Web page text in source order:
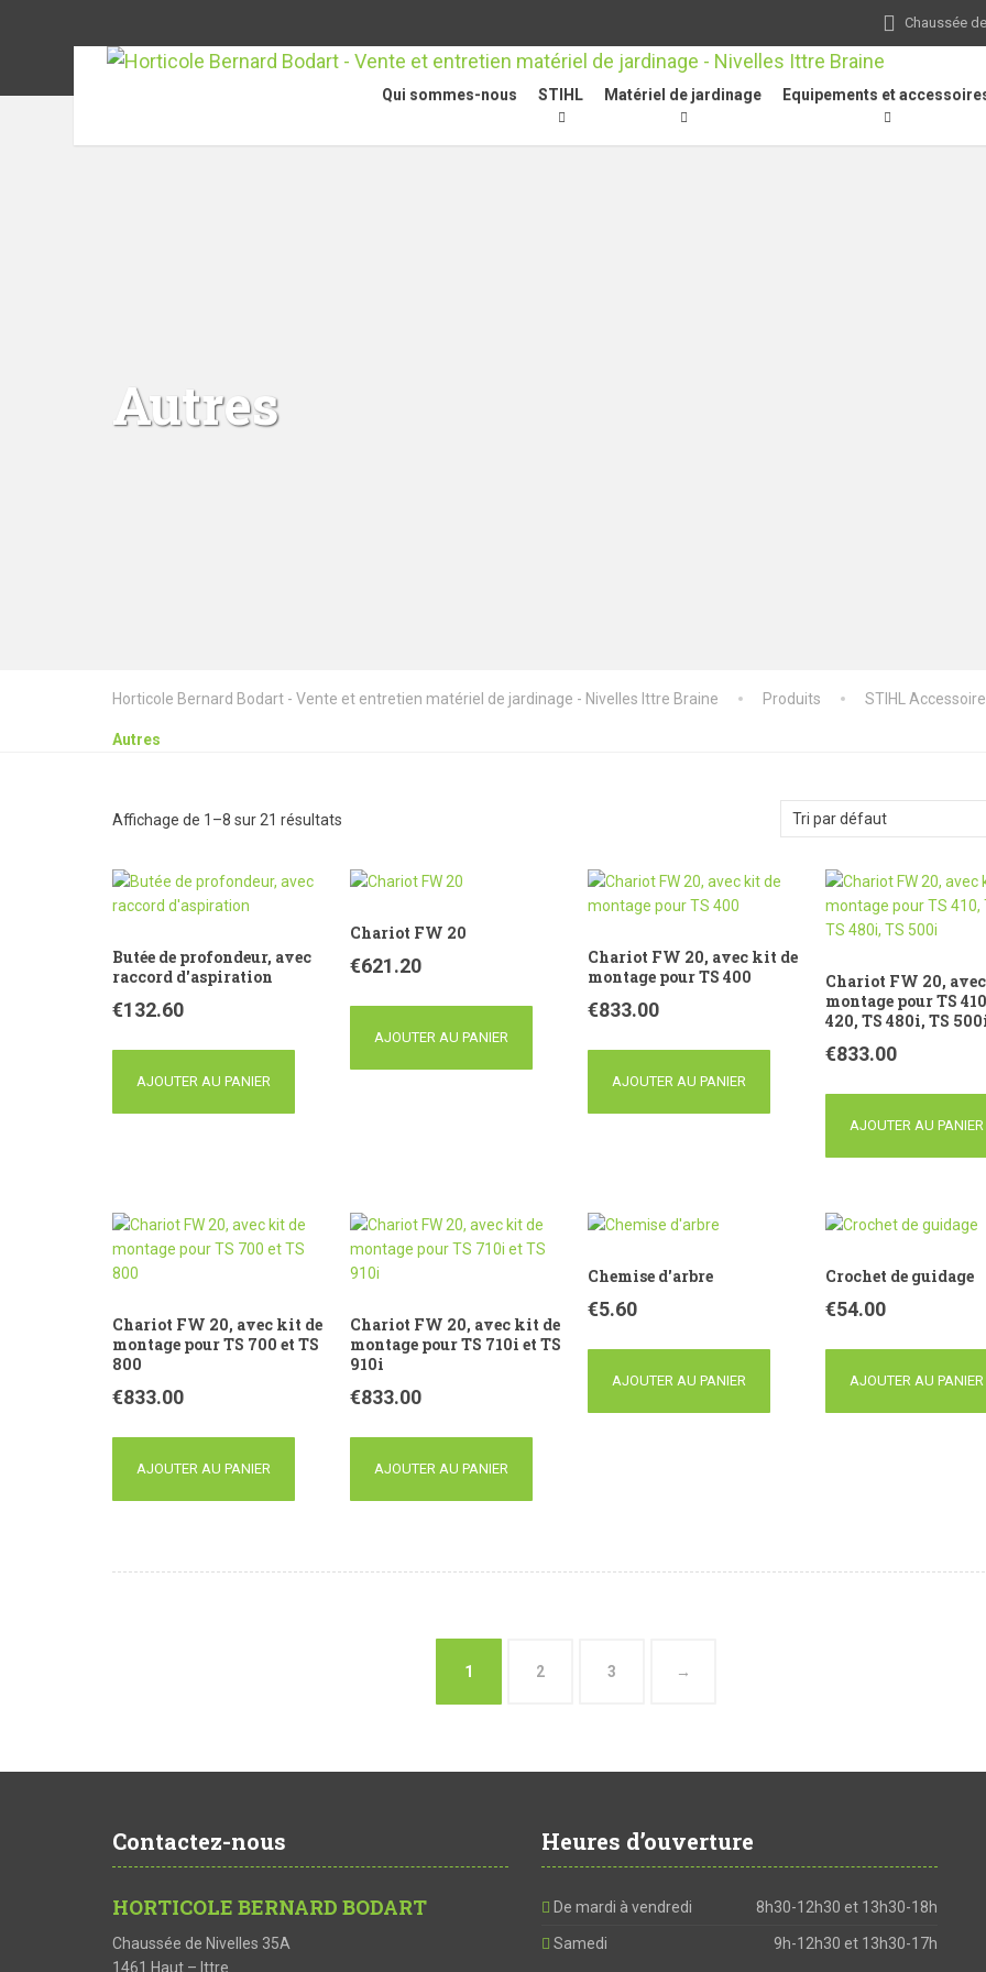
Chaussée
Qui sommes-nous STIHL Matériel de jardinage Equipements et
Autres
Horticole Bernard Bodart - Vente et entretien matériel de jardinage - Nivelles Ittre Braine Produits STIHL
Autres
Affichage de 1–8 sur 21 résultats
Butée de profondeur, avec
raccord d'aspiration
€132.60
AJOUTER AU PANIER
Chariot FW 20
€621.20
AJOUTER AU PANIER
Chariot FW 20, avec kit de
montage pour TS 400
€833.00
AJOUTER AU PANIER
Chariot FW 20,
montage pour TS
420, TS 480i, TS
€833.00
AJOUTER AU PANIER
Chariot FW 20, avec kit de
montage pour TS 700 et TS
800
€833.00
AJOUTER AU PANIER
Chariot FW 20, avec kit de
montage pour TS 710i et TS
910i
€833.00
AJOUTER AU PANIER
Chemise d'arbre
€5.60
AJOUTER AU PANIER
Crochet de guidage
€54.00
AJOUTER AU PANIER
1 2 3 →
Contactez-nous
HORTICOLE BERNARD BODART
Chaussée de Nivelles 35A
1461 Haut – Ittre
Heures d’ouverture
De mardi à vendredi 8h30-12h30 et 13h30-18h
Samedi 9h-12h30 et 13h30-17h